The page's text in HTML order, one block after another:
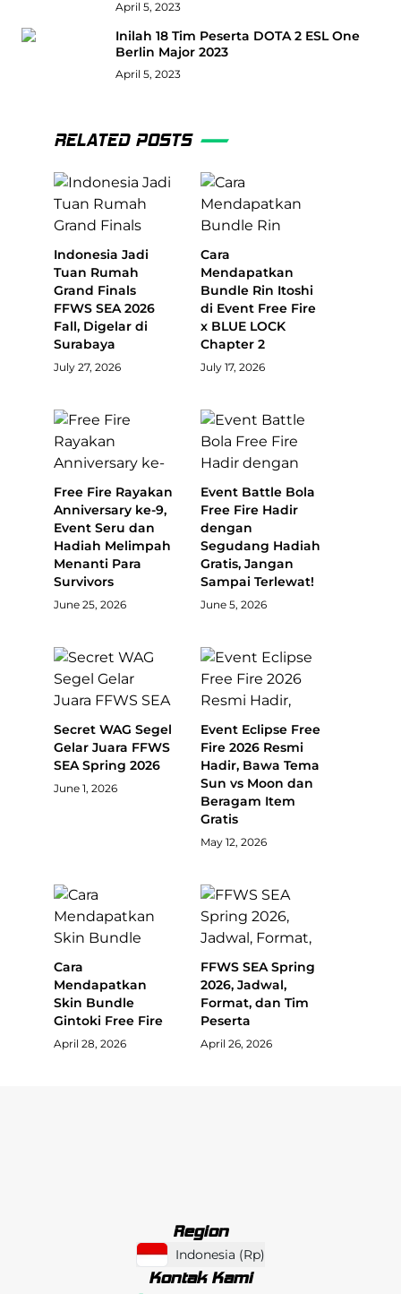
April 5, 2023
Inilah 18 Tim Peserta DOTA 2 ESL One
Berlin Major 2023
April 5, 2023
RELATED POSTS
Indonesia Jadi
Tuan Rumah
Grand Finals
FFWS SEA 2026
Fall, Digelar di
Surabaya
July 27, 2026
Cara
Mendapatkan
Bundle Rin Itoshi
di Event Free Fire
x BLUE LOCK
Chapter 2
July 17, 2026
Free Fire Rayakan
Anniversary ke-9,
Event Seru dan
Hadiah Melimpah
Menanti Para
Survivors
June 25, 2026
Event Battle Bola
Free Fire Hadir
dengan
Segudang Hadiah
Gratis, Jangan
Sampai Terlewat!
June 5, 2026
Secret WAG Segel
Gelar Juara FFWS
SEA Spring 2026
June 1, 2026
Event Eclipse Free
Fire 2026 Resmi
Hadir, Bawa Tema
Sun vs Moon dan
Beragam Item
Gratis
May 12, 2026
Cara
Mendapatkan
Skin Bundle
Gintoki Free Fire
April 28, 2026
FFWS SEA Spring
2026, Jadwal,
Format, dan Tim
Peserta
April 26, 2026
Region
Indonesia (Rp)
Kontak Kami